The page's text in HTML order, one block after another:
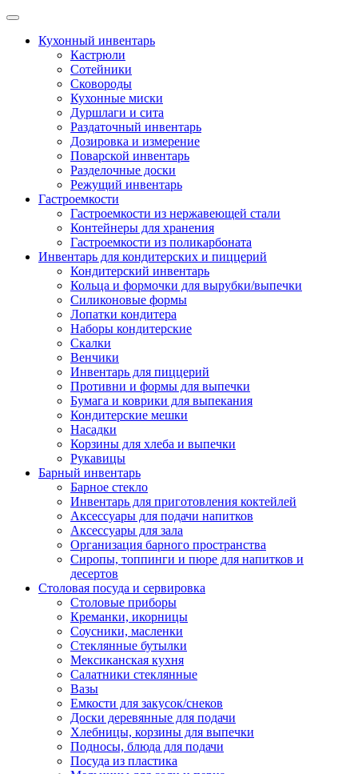
Skip
contentКухонный инвентарь
Кастрюли
Сотейники
Сковороды
Кухонные миски
Дуршлаги и сита
Раздаточный инвентарь
Дозировка и измерение
Поварской инвентарь
Разделочные доски
Режущий инвентарь
Гастроемкости
Гастроемкости из нержавеющей стали
Контейнеры для хранения
Гастроемкости из поликарбоната
Инвентарь для кондитерских и пиццерий
Кондитерский инвентарь
Кольца и формочки для вырубки/выпечки
Силиконовые формы
Лопатки кондитера
Наборы кондитерские
Скалки
Венчики
Инвентарь для пиццерий
Противни и формы для выпечки
Бумага и коврики для выпекания
Кондитерские мешки
Насадки
Корзины для хлеба и выпечки
Рукавицы
Барный инвентарь
Барное стекло
Инвентарь для приготовления коктейлей
Аксессуары для подачи напитков
Аксессуары для зала
Организация барного пространства
Сиропы, топпинги и пюре для напитков и
десертов
Столовая посуда и сервировка
Столовые приборы
Креманки, икорницы
Соусники, масленки
Стеклянные бутылки
Мексиканская кухня
Салатники стеклянные
Вазы
Емкости для закусок/снеков
Доски деревянные для подачи
Хлебницы, корзины для выпечки
Подносы, блюда для подачи
Посуда из пластика